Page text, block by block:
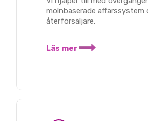
molnbaserade affärssystem
återförsäljare.
Läs mer